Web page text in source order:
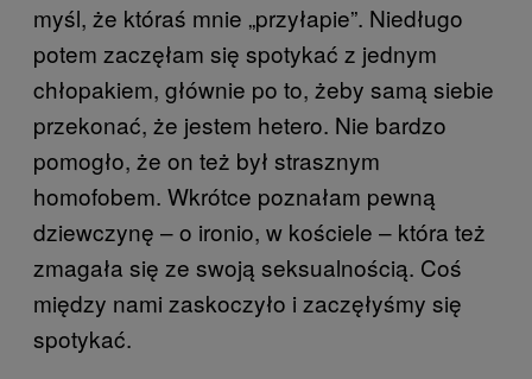
myśl, że któraś mnie „przyłapie”. Niedługo
potem zaczęłam się spotykać z jednym
chłopakiem, głównie po to, żeby samą siebie
przekonać, że jestem hetero. Nie bardzo
pomogło, że on też był strasznym
homofobem. Wkrótce poznałam pewną
dziewczynę – o ironio, w kościele – która też
zmagała się ze swoją seksualnością. Coś
między nami zaskoczyło i zaczęłyśmy się
spotykać.